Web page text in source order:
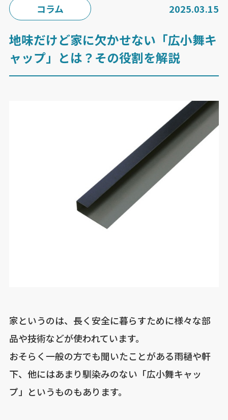
コラム
地味だけど家に欠かせない「広小舞キ
ャップ」とは？その役割を解説
2025.03.15
家というのは、長く安全に暮らすために様々な部
品や技術などが使われています。
おそらく一般の方でも聞いたことがある雨樋や軒
下、他にはあまり馴染みのない「広小舞キャッ
プ」というものもあります。